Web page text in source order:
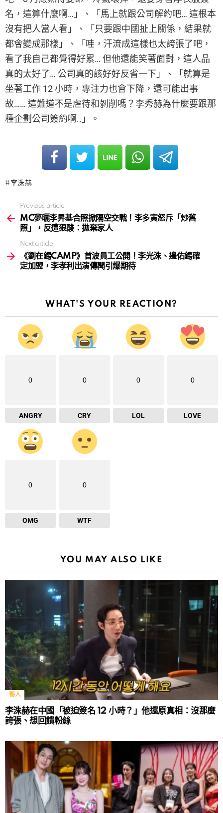
名，這算什麼啊…」、「馬上就跟公司解約吧… 這根本
沒有把人當人看」、「只要跟中國扯上關係，結果就
都會變成那樣」、「哇，汗流成這樣也太誇張了吧，
看了我自己都覺得好累… 但他還能笑著面對，這人品
真的太好了… 公司真的該好好反省一下」、「就算是
坐著工作 12 小時，專注力也會下降，還可能出事
故…… 這難道不是虐待和剝削嗎？李秀赫為什麼要跟那
種企劃公司簽約啊..」。
李洙赫
more
Previous article
MC夢曬李昇基合照掀隔空交戰！李多寅怒斥「炒舊
照」，反遭狠酸：拋棄家人
Next article
《劉在錫CAMP》首波員工公開！李光洙、邊佑錫確
定加盟，李孝利出演傳聞引爆期待
WHAT'S YOUR REACTION?
0
ANGRY
0
CRY
0
LOL
0
LOVE
0
OMG
0
WTF
YOU MAY ALSO LIKE
藝人
李洙赫在中國「被迫簽名 12 小時？」他還原真相：沒那麼
誇張、想回饋粉絲